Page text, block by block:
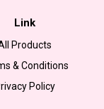
Link
Products
& Conditions
Policy